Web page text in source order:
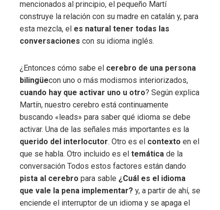
mencionados al principio, el pequeño Martí
construye la relación con su madre en catalán y, para
esta mezcla, el es natural tener todas las
conversaciones con su idioma inglés.
¿Entonces cómo sabe el cerebro de una persona
bilingüecon uno o más modismos interiorizados,
cuando hay que activar uno u otro? Según explica
Martín, nuestro cerebro está continuamente
buscando «leads» para saber qué idioma se debe
activar. Una de las señales más importantes es la
querido del interlocutor. Otro es el contexto en el
que se habla. Otro incluido es el temática de la
conversación Todos estos factores están dando
pista al cerebro para sable ¿Cuál es el idioma
que vale la pena implementar? y, a partir de ahí, se
enciende el interruptor de un idioma y se apaga el